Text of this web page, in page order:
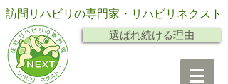
選ばれ続ける理由
訪問リハビリの専門家・リハビリネクスト